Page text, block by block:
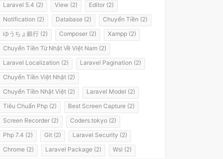
Laravel 5.4 (2)
View (2)
Editor (2)
Notification (2)
Database (2)
Chuyển Tiền (2)
ゆうちょ銀行 (2)
Composer (2)
Xampp (2)
Chuyển Tiền Từ Nhật Về Việt Nam (2)
Laravel Localization (2)
Laravel Pagination (2)
Chuyển Tiền Việt Nhật (2)
Chuyển Tiền Nhật Việt (2)
Laravel Model (2)
Tiêu Chuẩn Php (2)
Best Screen Capture (2)
Screen Recorder (2)
Coders.tokyo (2)
Php 7.4 (2)
Git (2)
Laravel Security (2)
Chrome (2)
Laravel Package (2)
Wsl (2)